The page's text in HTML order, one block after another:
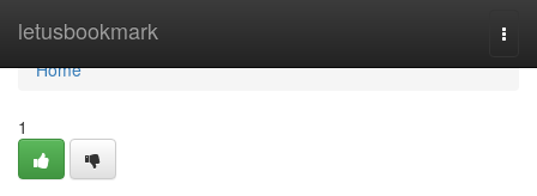
letusbookmark
Home
Home
1